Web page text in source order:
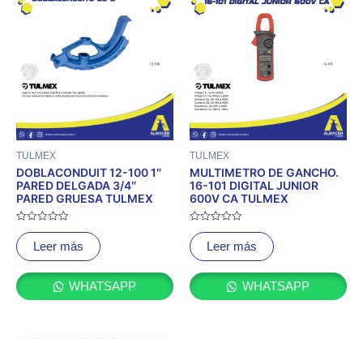
TULMEX
DOBLACONDUIT 12-100 1″
PARED DELGADA 3/4″
PARED GRUESA TULMEX
Valorado
con
0
de
Leer más
WHATSAPP
TULMEX
MULTIMETRO DE GANCHO.
16-101 DIGITAL JUNIOR
600V CA TULMEX
Valorado
con
0
de
Leer más
WHATSAPP